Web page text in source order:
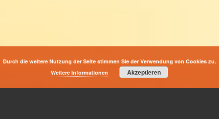
Durch die weitere Nutzung der Seite stimmen Sie der Verwendung von Cookies zu.
Weitere Informationen
Akzeptieren